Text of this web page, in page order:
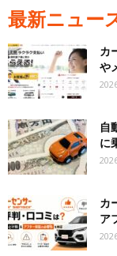
最新ニュー
カ
や
自
に
カ
ア